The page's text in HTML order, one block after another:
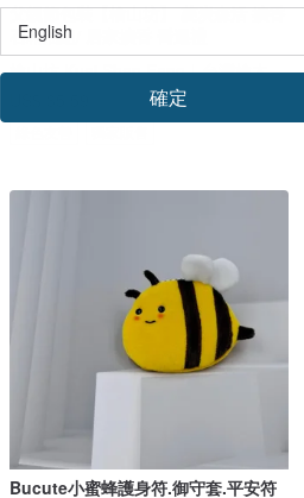
父親節包裝【檜山坊】 菱炭森活 擴香
石精油組/ 居家擴香 喬遷禮
檜山坊 Kuai Shan Fang︱台灣檜木香氛領導品牌，療癒森林
Bucute小蜜蜂護身符.御守套.平安符
確定